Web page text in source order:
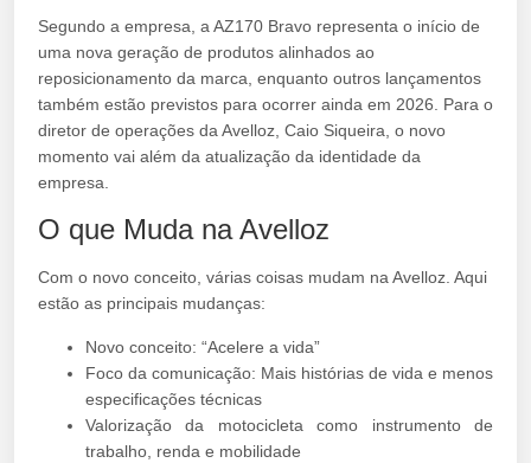
Segundo a empresa, a AZ170 Bravo representa o início de
uma nova geração de produtos alinhados ao
reposicionamento da marca, enquanto outros lançamentos
também estão previstos para ocorrer ainda em 2026. Para o
diretor de operações da Avelloz, Caio Siqueira, o novo
momento vai além da atualização da identidade da
empresa.
O que Muda na Avelloz
Com o novo conceito, várias coisas mudam na Avelloz. Aqui
estão as principais mudanças:
Novo conceito: “Acelere a vida”
Foco da comunicação: Mais histórias de vida e menos
especificações técnicas
Valorização da motocicleta como instrumento de
trabalho, renda e mobilidade